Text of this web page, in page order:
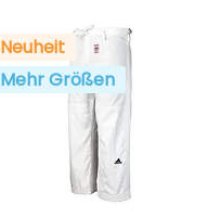
Neuheit
Mehr Größen